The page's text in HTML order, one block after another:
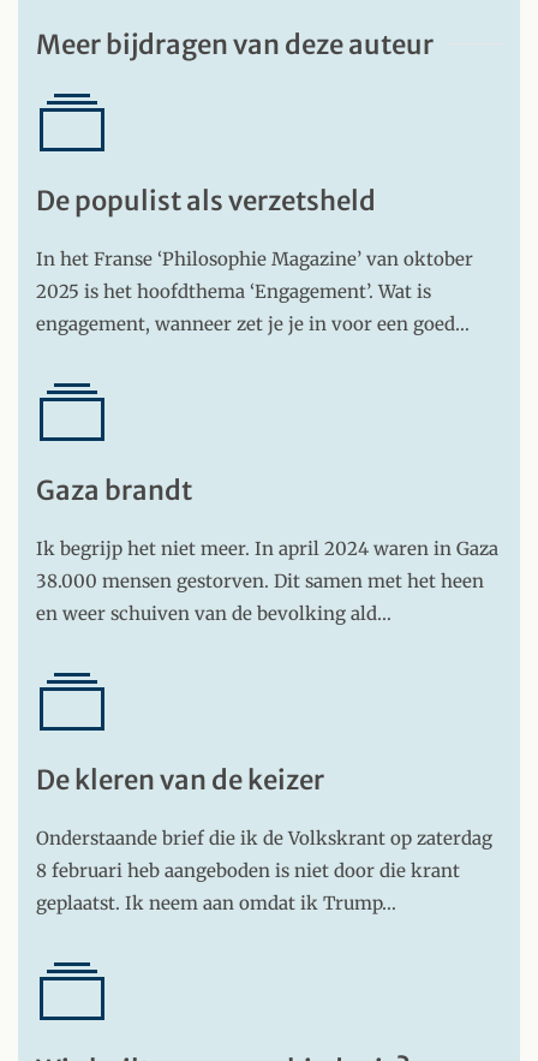
Meer bijdragen van deze auteur
De populist als verzetsheld
In het Franse ‘Philosophie Magazine’ van oktober
2025 is het hoofdthema ‘Engagement’. Wat is
engagement, wanneer zet je je in voor een goed…
Gaza brandt
Ik begrijp het niet meer. In april 2024 waren in Gaza
38.000 mensen gestorven. Dit samen met het heen
en weer schuiven van de bevolking ald…
De kleren van de keizer
Onderstaande brief die ik de Volkskrant op zaterdag
8 februari heb aangeboden is niet door die krant
geplaatst. Ik neem aan omdat ik Trump…